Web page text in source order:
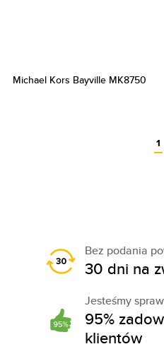
Michael Kors Bayville MK8750
1
Bez podania
30 dni na
Jesteśmy
95%
klientów